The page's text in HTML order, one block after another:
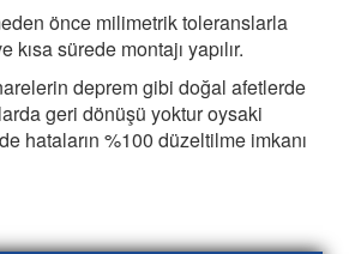
önce milimetrik toleranslarla
sürede montajı yapılır.
deprem gibi doğal afetlerde
geri dönüşü yoktur oysaki
hataların %100 düzeltilme imkanı